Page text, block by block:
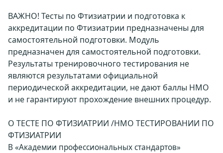
ВАЖНО! Тесты по Фтизиатрии и подготовка к
аккредитации по Фтизиатрии предназначены для
самостоятельной подготовки. Модуль
предназначен для самостоятельной подготовки.
Результаты тренировочного тестирования не
являются результатами официальной
периодической аккредитации, не дают баллы НМО
и не гарантируют прохождение внешних процедур.
О ТЕСТЕ ПО ФТИЗИАТРИИ /НМО ТЕСТИРОВАНИИ ПО
ФТИЗИАТРИИ
В «Академии профессиональных стандартов»